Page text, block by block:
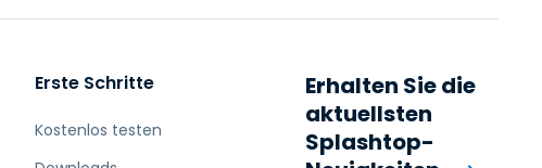
Erste Schritte
Kostenlos testen
Erhalten Sie die
aktuellsten
Splashtop-